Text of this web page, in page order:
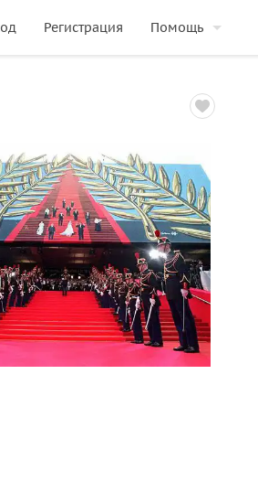
Регистрация Помощь